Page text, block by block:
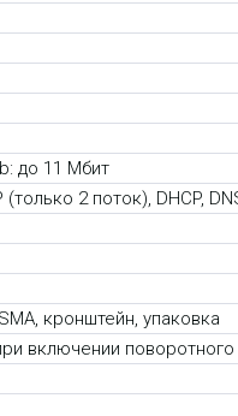
до 11 Мбит
(только 2 поток), DHCP,
кронштейн, упаковка
включении